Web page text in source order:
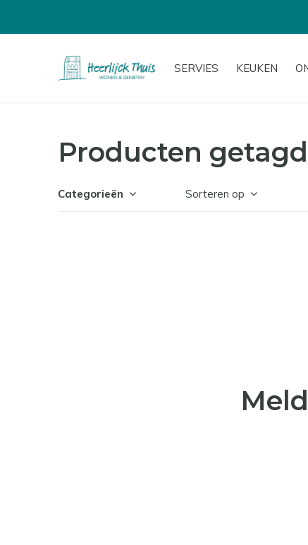
SERVIES KEUKEN
Producten
Categorieën Sorteren op